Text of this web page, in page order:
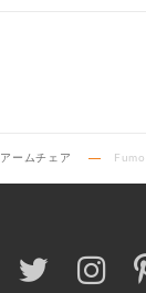
アームチェア